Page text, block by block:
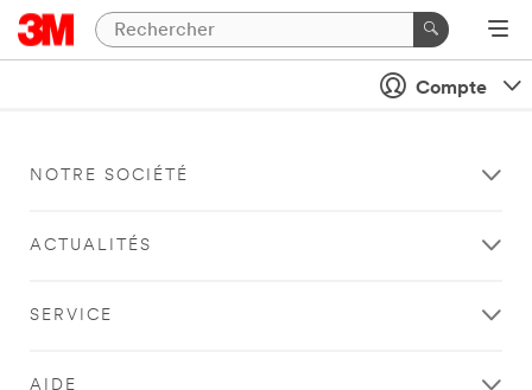
Compte
NOTRE SOCIÉTÉ
ACTUALITÉS
SERVICE
AIDE